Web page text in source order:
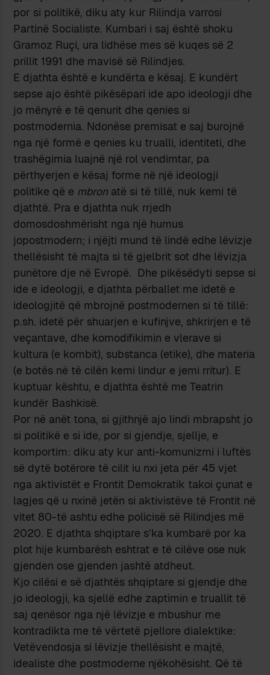
por si politikë, diku aty kur Rilindja varrosi
Partinë Socialiste. Kumbari i saj është shoku
Gramoz Ruçi, ura lidhëse mes së kuqes së 2
prillit 1991 dhe mavisë së Rilindjes.
E djathta është e kundërta e kësaj. E kundërt
sepse ajo është pikësëpari ide apo ideologji dhe
jo mënyrë e të qenurit dhe qenies si
postmodernia. Ndonëse premisat e saj burojnë
nga një formë e qenies ku trualli, identiteti, dhe
trashëgimia luajnë një rol vendimtar, pa
përthyerjen e kësaj forme në një ideologji
politike që e mbron atë si të tillë, nuk kemi të
djathtë. Pra e djathta nuk rrjedh
domosdoshmërisht nga një humus
jopostmodern; i njëjti mund të lindë edhe lëvizje
thellësisht të majta si të gjelbrit sot dhe lëvizja
punëtore dje në Evropë. Dhe pikësëdyti sepse si
ide e ideologji, e djathta përballet me idetë e
ideologjitë që mbrojnë postmodernen si të tillë:
p.sh. idetë për shuarjen e kufinjve, shkrirjen e të
veçantave, dhe komodifikimin e vlerave si
kultura (e kombit), substanca (etike), dhe materia
(e botës në të cilën kemi lindur e jemi rritur). E
kuptuar kështu, e djathta është me Teatrin
kundër Bashkisë.
Por në anët tona, si gjithnjë ajo lindi mbrapsht jo
si politikë e si ide, por si gjendje, sjellje, e
komportim: diku aty kur anti-komunizmi i luftës
së dytë botërore të cilit iu nxi jeta për 45 vjet
nga aktivistët e Frontit Demokratik takoi çunat e
lagjes që u nxinë jetën si aktivistëve të Frontit në
vitet 80-të ashtu edhe policisë së Rilindjes më
2020. E djathta shqiptare s’ka kumbarë por ka
plot hije kumbarësh eshtrat e të cilëve ose nuk
gjenden ose gjenden jashtë atdheut.
Kjo cilësi e së djathtës shqiptare si gjendje dhe
jo ideologji, ka sjellë edhe zaptimin e truallit të
saj qenësor nga një lëvizje e mbushur me
kontradikta me të vërtetë pjellore dialektike:
Vetëvendosja si lëvizje thellësisht e majtë,
idealiste dhe postmoderne njëkohësisht. Që të